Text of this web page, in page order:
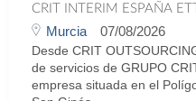
CRIT INTERIM ESPAÑA ETT
Murcia 07/08/2026
Desde CRIT
de servicios de GRUPO
empresa situada en el